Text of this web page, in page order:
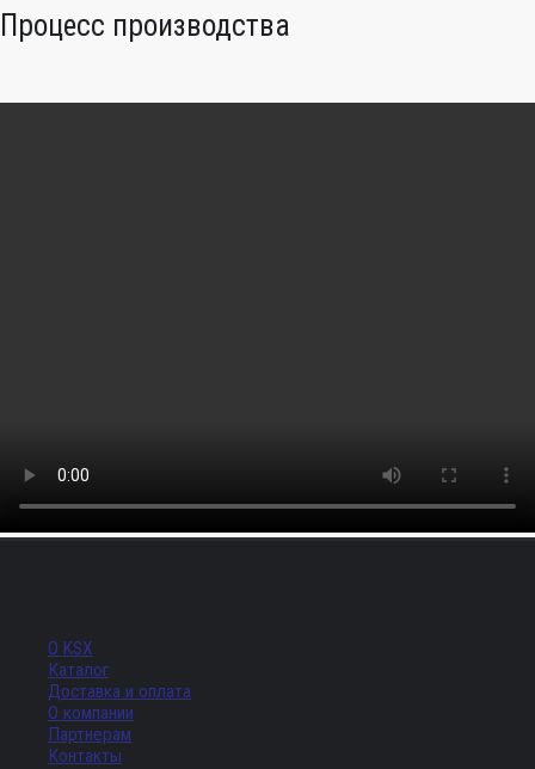
Процесс производства
О KSX
Каталог
Доставка и оплата
О компании
Партнерам
Контакты